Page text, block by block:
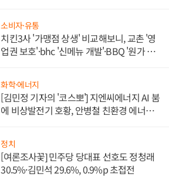
소비자·유통
치킨3사 '가맹점 상생' 비교해보니, 교촌 '영
업권 보호'·bhc '신메뉴 개발'·BBQ '원가 부
화학·에너지
[김민정 기자의 '코스뽀'] 지엔씨에너지 AI 붐
에 비상발전기 호황, 안병철 친환경 에너지
정치
[여론조사꽃] 민주당 당대표 선호도 정청래
30.5%·김민석 29.6%, 0.9%p 초접전